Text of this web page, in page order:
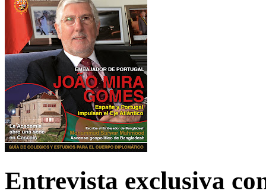
Entrevista exclusiva